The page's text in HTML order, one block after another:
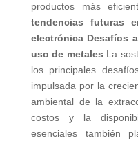
productos más
tendencias futuras
electrónica Desafíos
uso de metales La
los principales
impulsada por la
ambiental de la
costos y la
esenciales también